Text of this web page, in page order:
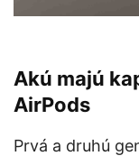
Akú majú
AirPods
Prvá a druhú